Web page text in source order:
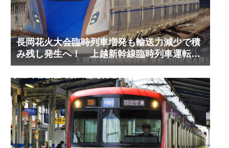
長岡花火大会臨時列車増発も輸送力減少で積
み残し発生へ！ 上越新幹線臨時列車運転
(2026年8月)